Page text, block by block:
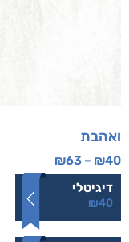
ואהבת
₪40
–
₪63
דיגיטלי
₪40